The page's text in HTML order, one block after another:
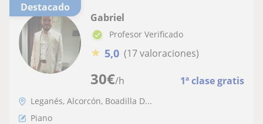
Destacado
30€/h 1ª clase gratis
Gabriel
Profesor Verificado
★ 5,0 (17 valoraciones)
Leganés, Alcorcón, Boadilla D...
Piano